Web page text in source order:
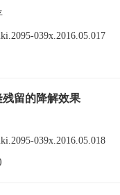
039x.2016.05.017
留的降解效果
039x.2016.05.018